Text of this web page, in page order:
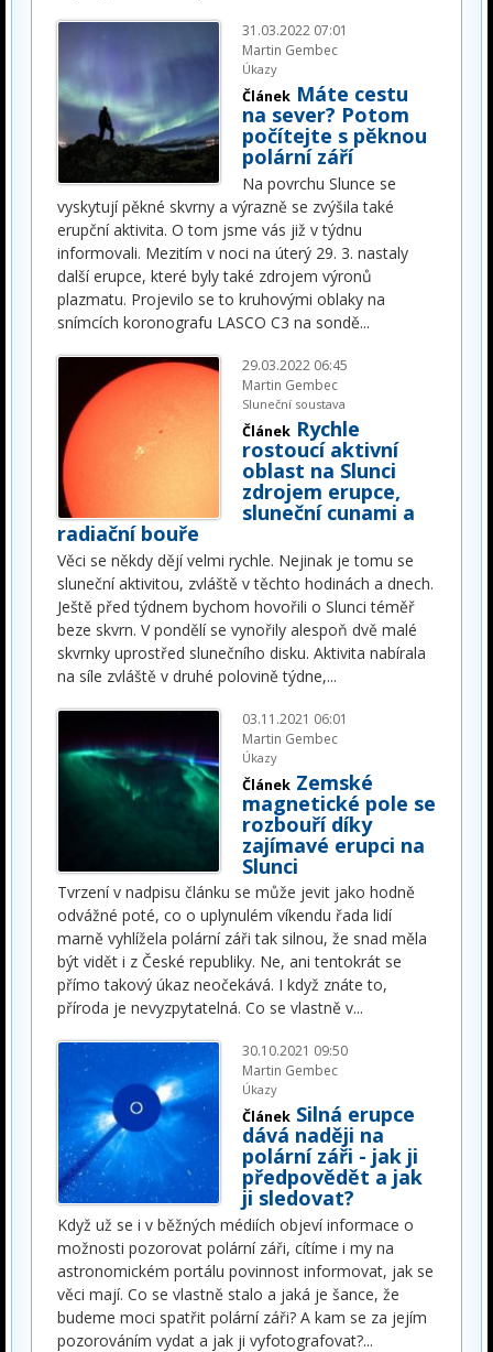
31.03.2022 07:01
Martin Gembec
Úkazy
Článek Máte cestu
na sever? Potom
počítejte s pěknou
polární září
Na povrchu Slunce se
vyskytují pěkné skvrny a výrazně se zvýšila také
erupční aktivita. O tom jsme vás již v týdnu
informovali. Mezitím v noci na úterý 29. 3. nastaly
další erupce, které byly také zdrojem výronů
plazmatu. Projevilo se to kruhovými oblaky na
snímcích koronografu LASCO C3 na sondě...
29.03.2022 06:45
Martin Gembec
Sluneční soustava
Článek Rychle
rostoucí aktivní
oblast na Slunci
zdrojem erupce,
sluneční cunami a
radiační bouře
Věci se někdy dějí velmi rychle. Nejinak je tomu se
sluneční aktivitou, zvláště v těchto hodinách a dnech.
Ještě před týdnem bychom hovořili o Slunci téměř
beze skvrn. V pondělí se vynořily alespoň dvě malé
skvrnky uprostřed slunečního disku. Aktivita nabírala
na síle zvláště v druhé polovině týdne,...
03.11.2021 06:01
Martin Gembec
Úkazy
Článek Zemské
magnetické pole se
rozbouří díky
zajímavé erupci na
Slunci
Tvrzení v nadpisu článku se může jevit jako hodně
odvážné poté, co o uplynulém víkendu řada lidí
marně vyhlížela polární záři tak silnou, že snad měla
být vidět i z České republiky. Ne, ani tentokrát se
přímo takový úkaz neočekává. I když znáte to,
příroda je nevyzpytatelná. Co se vlastně v...
30.10.2021 09:50
Martin Gembec
Úkazy
Článek Silná erupce
dává naději na
polární záři - jak ji
předpovědět a jak
ji sledovat?
Když už se i v běžných médiích objeví informace o
možnosti pozorovat polární záři, cítíme i my na
astronomickém portálu povinnost informovat, jak se
věci mají. Co se vlastně stalo a jaká je šance, že
budeme moci spatřit polární záři? A kam se za jejím
pozorováním vydat a jak ji vyfotografovat?...